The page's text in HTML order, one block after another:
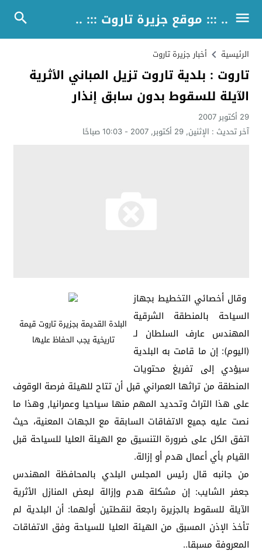
.. ::: موقع جزيرة تاروت ::: ..
الرئيسية أخبار جزيرة تاروت
تاروت : بلدية تاروت تزيل المباني الأثرية
الآيلة للسقوط بدون سابق إنذار
29 أكتوبر 2007
آخر تحديث : الإثنين, 29 أكتوبر, 2007 - 10:03 صباحًا
البلدة القديمة بجزيرة تاروت قيمة
تاريخية يجب الحفاظ عليها
وقال أخصائي التخطيط بجهاز
السياحة بالمنطقة الشرقية
المهندس عارف السلطان لـ
(اليوم): إن ما قامت به البلدية
سيؤدي إلى تفريغ محتويات
المنطقة من تراثها العمراني قبل أن تتاح للهيئة فرصة الوقوف
على هذا التراث وتحديد المهم منها سياحيا وعمرانيا, وهذا ما
نصت عليه جميع الاتفاقات السابقة مع الجهات المعنية، حيث
اتفق الكل على ضرورة التنسيق مع الهيئة العليا للسياحة قبل
القيام بأي أعمال هدم أو إزالة.
من جانبه قال رئيس المجلس البلدي بالمحافظة المهندس
جعفر الشايب: إن مشكلة هدم وإزالة لبعض المنازل الأثرية
الآيلة للسقوط بالجزيرة راجعة لنقطتين أولهما: أن البلدية لم
تأخذ الإذن المسبق من الهيئة العليا للسياحة وفق الاتفاقات
المعروفة مسبقا..